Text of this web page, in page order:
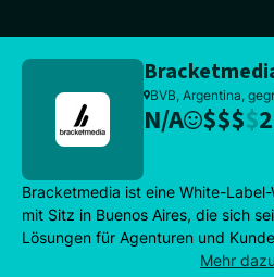
BVB, Argentina,
N/A $$$$
Bracketmedia ist eine White-
mit Sitz in Buenos Aires, die sich
Lösungen für Agenturen und
Mehr